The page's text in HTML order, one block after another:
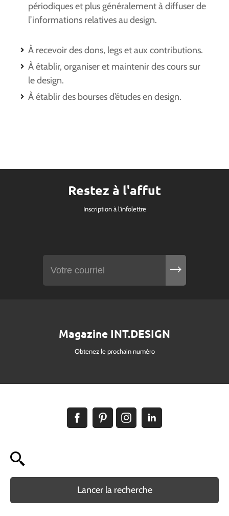
périodiques et plus généralement à diffuser de
l’informations relatives au design.
À recevoir des dons, legs et aux contributions.
À établir, organiser et maintenir des cours sur
le design.
À établir des bourses d’études en design.
Restez à l'affut
Inscription à l'infolettre
Magazine INT.DESIGN
Obtenez le prochain numéro
Lancer la recherche